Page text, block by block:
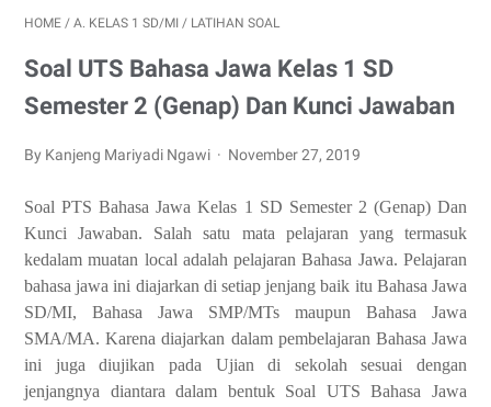
HOME / A. KELAS 1 SD/MI / LATIHAN SOAL
Soal UTS Bahasa Jawa Kelas 1 SD
Semester 2 (Genap) Dan Kunci Jawaban
By Kanjeng Mariyadi Ngawi November 27, 2019
Soal PTS Bahasa Jawa Kelas 1 SD Semester 2 (Genap) Dan
Kunci Jawaban. Salah satu mata pelajaran yang termasuk
kedalam muatan local adalah pelajaran Bahasa Jawa. Pelajaran
bahasa jawa ini diajarkan di setiap jenjang baik itu Bahasa Jawa
SD/MI, Bahasa Jawa SMP/MTs maupun Bahasa Jawa
SMA/MA. Karena diajarkan dalam pembelajaran Bahasa Jawa
ini juga diujikan pada Ujian di sekolah sesuai dengan
jenjangnya diantara dalam bentuk Soal UTS Bahasa Jawa